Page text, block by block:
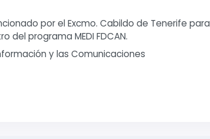
por el Excmo. Cabildo de Tenerife
programa MEDI FDCAN.
y las Comunicaciones